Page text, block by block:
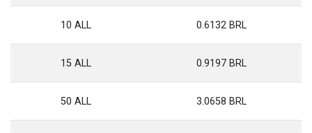
10 ALL 0.6132 BRL
15 ALL 0.9197 BRL
50 ALL 3.0658 BRL